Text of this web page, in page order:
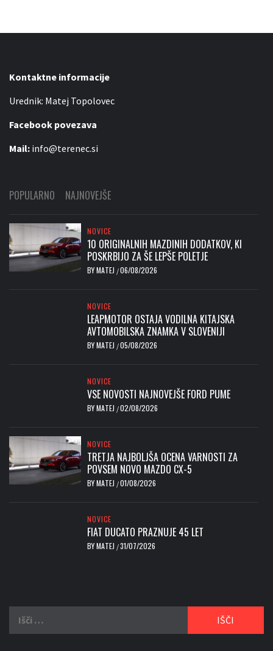
Kontaktne informacije
Urednik: Matej Topolovec
Facebook povezava
Mail: info@terenec.si
POPULARNO NAJNOVEJŠE
NOVICE
10 ORIGINALNIH MAZDINIH DODATKOV, KI
POSKRBIJO ZA ŠE LEPŠE POLETJE
BYMATEJ /06/08/2026
NOVICE
LEAPMOTOR OSTAJA VODILNA KITAJSKA
AVTOMOBILSKA ZNAMKA V SLOVENIJI
BYMATEJ /05/08/2026
NOVICE
VSE NOVOSTI NAJNOVEJŠE FORD PUME
BYMATEJ /02/08/2026
NOVICE
TRETJA NAJBOLJŠA OCENA VARNOSTI ZA
POVSEM NOVO MAZDO CX-5
BYMATEJ /01/08/2026
NOVICE
FIAT DUCATO PRAZNUJE 45 LET
BYMATEJ /31/07/2026